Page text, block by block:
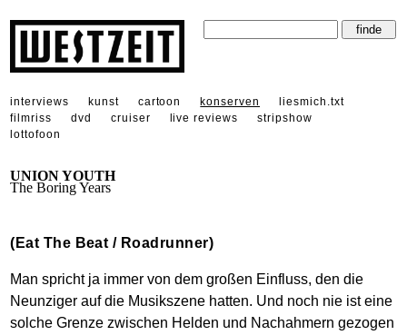
interviews kunst cartoon konserven
liesmich.txt
filmriss
dvd cruiser live reviews
stripshow
lottofoon
UNION YOUTH
The Boring Years
(Eat The Beat / Roadrunner)
Man spricht ja immer von dem großen Einfluss, den die
Neunziger auf die Musikszene hatten. Und noch nie ist eine
solche Grenze zwischen Helden und Nachahmern gezogen